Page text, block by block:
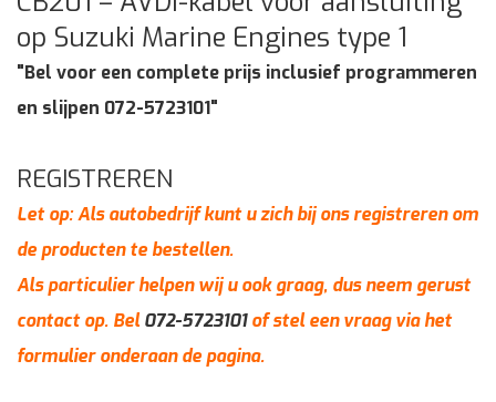
op Suzuki Marine Engines type 1
"Bel voor een complete prijs inclusief programmeren
en slijpen 072-5723101"
REGISTREREN
Let op: Als autobedrijf kunt u zich bij ons registreren om
de producten te bestellen.
Als particulier helpen wij u ook graag, dus neem gerust
contact op. Bel072-5723101of stel een vraag via het
formulier onderaan de pagina.